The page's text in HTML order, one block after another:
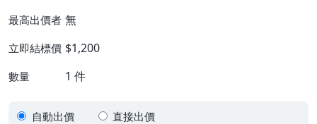
最高出價者 無
立即結標價 $1,200
數量 1 件
自動出價 直接出價